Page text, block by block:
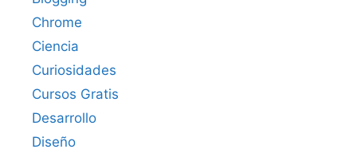
Chrome
Ciencia
Curiosidades
Cursos Gratis
Desarrollo
Diseño